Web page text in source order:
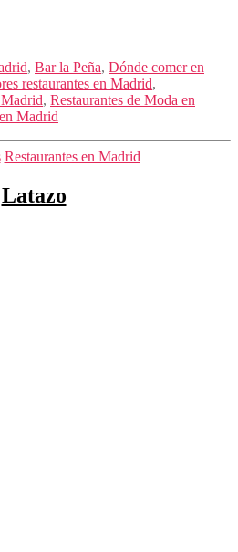
, Bar la Peña, Dónde comer en
restaurantes en Madrid,
Madrid, Restaurantes de Moda en
Madrid
Categorías
Restaurantes en Madrid
Latazo